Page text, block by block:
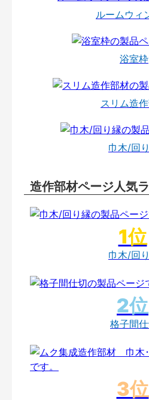
ルームウィ
浴室枠
スリム造
巾木/回
造作部材ページ人気
巾木/回
格子間